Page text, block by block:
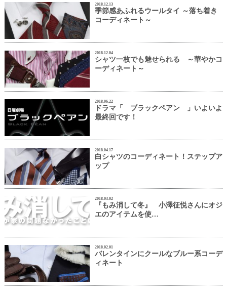
2018.12.13
季節感あふれるウールタイ ～落ち着き
コーディネート～
2018.12.04
シャツ一枚でも魅せられる ～華やかコ
ーディネート～
2018.06.22
ドラマ「 ブラックペアン 」いよいよ
最終回です！
2018.04.17
白シャツのコーディネート！ステップア
ップ
2018.03.02
『もみ消して冬』 小澤征悦さんにオジ
エのアイテムを使…
2018.02.01
バレンタインにクールなブルー系コーデ
ィネート